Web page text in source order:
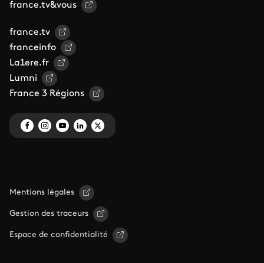
france.tv&vous
france.tv
franceinfo
La1ere.fr
Lumni
France 3 Régions
Mentions légales
Gestion des traceurs
Espace de confidentialité